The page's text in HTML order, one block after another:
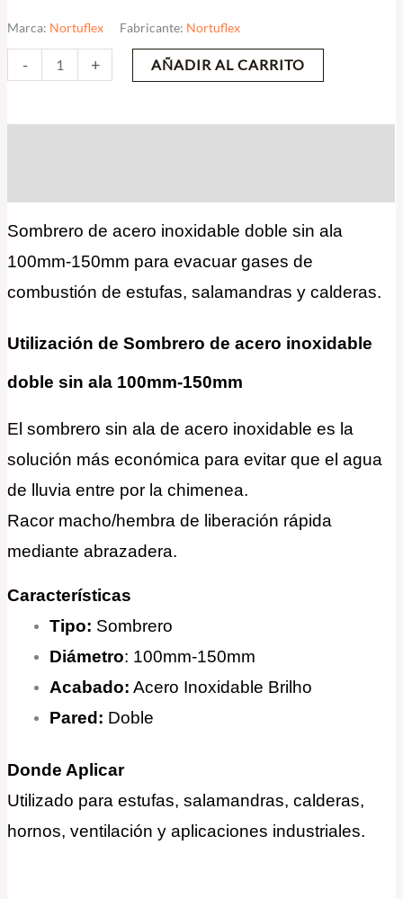
Marca: Nortuflex Fabricante: Nortuflex
- + AÑADIR AL CARRITO
Sombrero de acero inoxidable doble sin ala
100mm-150mm para evacuar gases de
combustión de estufas, salamandras y calderas.
Utilización de Sombrero de acero inoxidable
doble sin ala 100mm-150mm
El sombrero sin ala de acero inoxidable es la
solución más económica para evitar que el agua
de lluvia entre por la chimenea.
Racor macho/hembra de liberación rápida
mediante abrazadera.
Características
Tipo: Sombrero
Diámetro: 100mm-150mm
Acabado: Acero Inoxidable Brilho
Pared: Doble
Donde Aplicar
Utilizado para estufas, salamandras, calderas,
hornos, ventilación y aplicaciones industriales.